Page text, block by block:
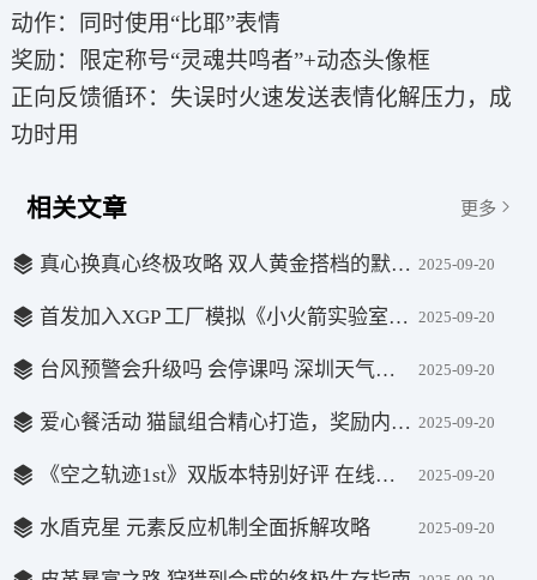
动作：同时使用“比耶”表情
奖励：限定称号“灵魂共鸣者”+动态头像框
正向反馈循环：失误时火速发送表情化解压力，成
功时用
相关文章 更多
真心换真心终极攻略 双人黄金搭档的默契速成秘籍 2025-09-20
首发加入XGP 工厂模拟《小火箭实验室》10月7日发售 2025-09-20
台风预警会升级吗 会停课吗 深圳天气最新回应 2025-09-20
爱心餐活动 猫鼠组合精心打造，奖励内容全解析 2025-09-20
《空之轨迹1st》双版本特别好评 在线人数近万人 2025-09-20
水盾克星 元素反应机制全面拆解攻略 2025-09-20